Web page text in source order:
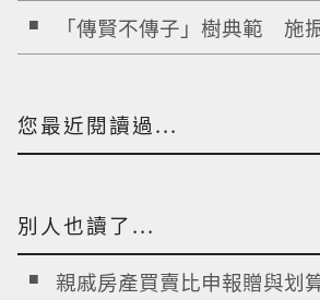
「傳賢不傳子」樹典範 施
您最近閱讀過...
別人也讀了...
親戚房產買賣比申報贈與划